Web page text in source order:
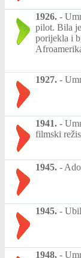
1926. -
pilot. Bila
porijekla i
1927. -
1941. -
filmski
1945. -
1945. -
1948. -